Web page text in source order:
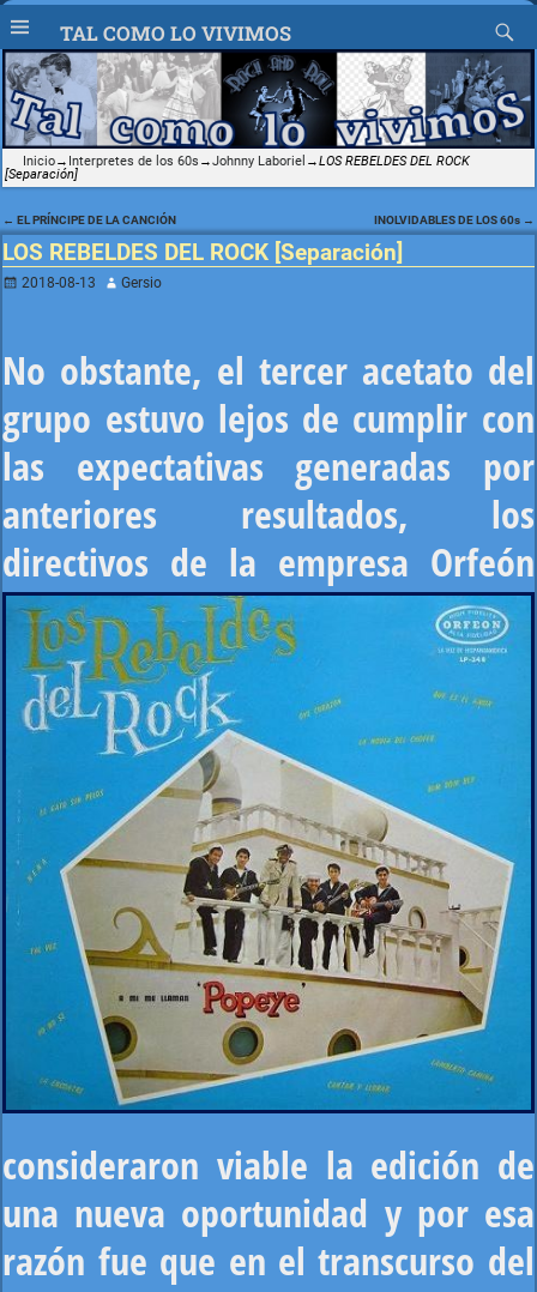
TAL COMO LO VIVIMOS
Inicio→ Interpretes de los 60s →Johnny Laboriel →LOS REBELDES DEL ROCK
[Separación]
Navegación de entradas
← EL PRÍNCIPE DE LA CANCIÓN INOLVIDABLES DE LOS 60s →
LOS REBELDES DEL ROCK [Separación]
2018-08-13 Gersio
No obstante, el tercer acetato del
grupo estuvo lejos de cumplir con
las expectativas generadas por
anteriores resultados, los
directivos de la empresa Orfeón
consideraron viable la edición de
una nueva oportunidad y por esa
razón fue que en el transcurso del